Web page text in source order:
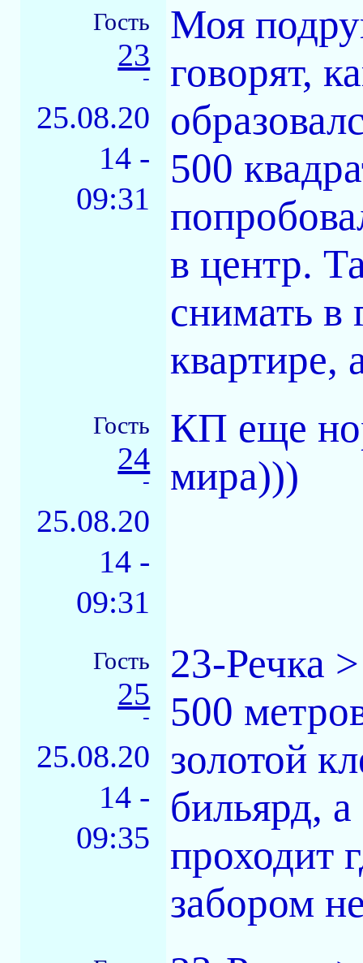
Гость
23
-
25.08.20
14 -
09:31
Моя
говорят,
500
в центр.
снимать в
квартире,
Гость
24
-
25.08.20
14 -
09:31
КП еще
мира)))
Гость
25
-
25.08.20
14 -
09:35
23-Речка
500
золотой
бильярд,
проходит
забором